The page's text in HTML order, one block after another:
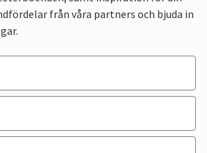
från våra partners och bjuda in